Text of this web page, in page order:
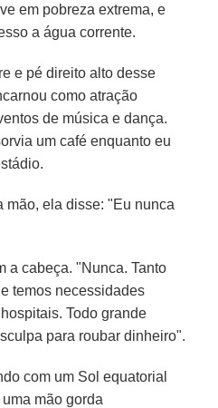
em pobreza extrema, e
a água corrente.
e pé direito alto desse
como atração
de música e dança.
um café enquanto eu
mão, ela disse: "Eu nunca
a cabeça. "Nunca. Tanto
temos necessidades
Todo grande
para roubar dinheiro".
com um Sol equatorial
mão gorda